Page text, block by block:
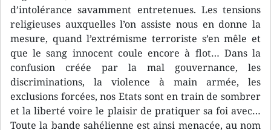
d’intolérance savamment entretenues. Les tensions
religieuses auxquelles l’on assiste nous en donne la
mesure, quand l’extrémisme terroriste s’en mêle et
que le sang innocent coule encore à flot… Dans la
confusion créée par la mal gouvernance, les
discriminations, la violence à main armée, les
exclusions forcées, nos Etats sont en train de sombrer
et la liberté voire le plaisir de pratiquer sa foi avec…
Toute la bande sahélienne est ainsi menacée, au nom